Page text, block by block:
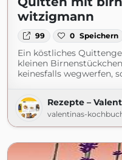
witzigmann
99 0 Speichern
Ein köstliches
kleinen
keinesfalls wegwerfen,
Rezepte –
valentinas-